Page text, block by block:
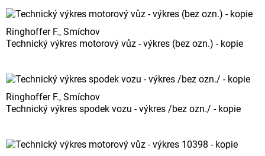
Ringhoffer F., Smíchov
Technický výkres motorový vůz - výkres (bez ozn.) - kopie
Ringhoffer F., Smíchov
Technický výkres spodek vozu - výkres /bez ozn./ - kopie